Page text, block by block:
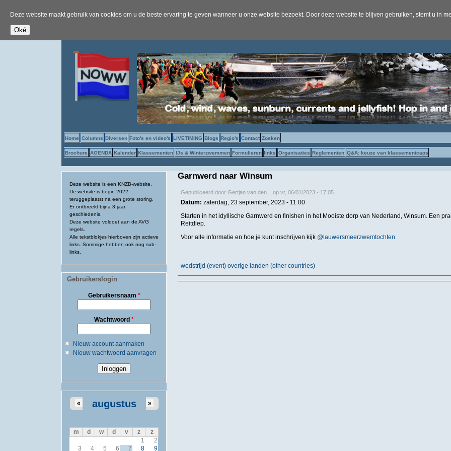
Deze website maakt gebruik van cookies om u de beste ervaring te geven wanneer u onze website bezoekt. Door deze website te blijven gebruiken, stemt u in
Home Columns Diversen Foto's en video's LIVETIMING Blogs Regio's Contact Zoeken
Brochure AGENDA Kalender Klassementen IJs & Winterzwemmen Formulieren links Organisaties Reglementen Q&A: keuze van klassementcaps
Deze website is een KNZB-website.
De website is begin 2022
teruggeplaatst na een grote storing.
Er ontbreekt bijna 3 jaar
geschiedenis.
Deze website voldoet aan de AVG
regels.
Alle tekstblokjes hierboven zijn actieve
links. Sommige hebben ook nog sub-
links.
Gebruikerslogin
Gebruikersnaam *
Wachtwoord *
Nieuw account aanmaken
Nieuw wachtwoord aanvragen
augustus
« »
m d w d v z
z
1
2
3
4 5 6 7 8
9
Garnwerd naar Winsum
Gepubliceerd door Gertjan van den... op vr, 06/01/2023 - 17:05
Datum: zaterdag, 23 september, 2023 - 11:00
Starten in het idyllische Garnwerd en finishen in het Mooiste dorp van Nederland, Winsum. Een
Reitdiep.
Voor alle informatie en hoe je kunt inschrijven kijk @lauwersmeerzwemtochten
wedstrijd (event) overige landen (other countries)